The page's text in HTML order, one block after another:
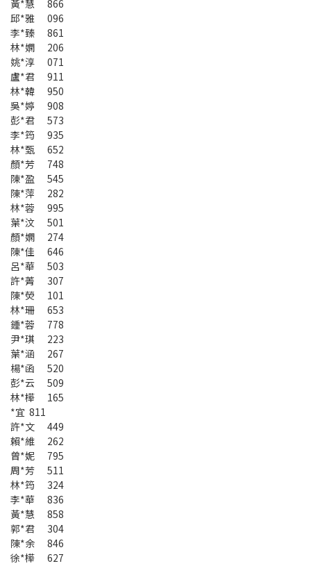
黃*慧 866
邱*雅 096
李*臻 861
林*嫻 206
姚*淳 071
盧*君 911
林*韓 950
吳*婷 908
彭*君 573
李*筠 935
林*甄 652
顏*芳 748
陳*盈 545
陳*萍 282
林*蓉 995
葉*汶 501
顏*嫻 274
陳*佳 646
呂*華 503
許*菁 307
陳*熒 101
林*珊 653
鍾*蓉 778
尹*琪 223
葉*涵 267
楊*函 520
彭*云 509
林*樺 165
*宜 811
許*文 449
賴*維 262
曾*妮 795
周*芳 511
林*筠 324
李*華 836
黃*慧 858
郭*君 304
陳*余 846
徐*樺 627